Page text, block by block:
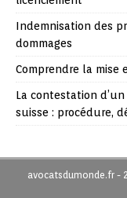
Indemnisation des
dommages
Comprendre la
La contestation
suisse : procédure,
avocatsdumonde.fr -